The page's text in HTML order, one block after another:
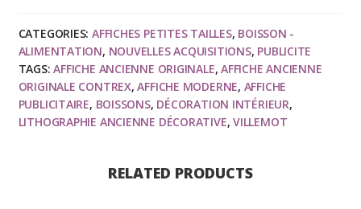
CATEGORIES: AFFICHES PETITES TAILLES, BOISSON -
ALIMENTATION, NOUVELLES ACQUISITIONS, PUBLICITE
TAGS:AFFICHE ANCIENNE ORIGINALE,AFFICHE ANCIENNE
ORIGINALE CONTREX,AFFICHE MODERNE, AFFICHE
PUBLICITAIRE, BOISSONS, DÉCORATION INTÉRIEUR,
LITHOGRAPHIE ANCIENNE DÉCORATIVE,VILLEMOT
RELATED PRODUCTS